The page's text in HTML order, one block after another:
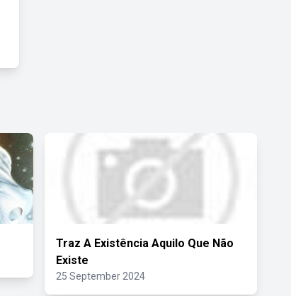
Traz A Existência Aquilo Que Não
Existe
25 September 2024